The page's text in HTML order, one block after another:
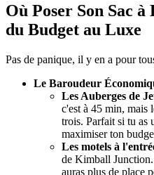
Où Poser Son Sac
du Budget au Luxe
Pas de panique, il y en a pour
Le Baroudeur
Les Auberges de
c'est à 45 min, mais
trois. Parfait si tu as
maximiser ton
Les motels à
de Kimball
auras plus de place